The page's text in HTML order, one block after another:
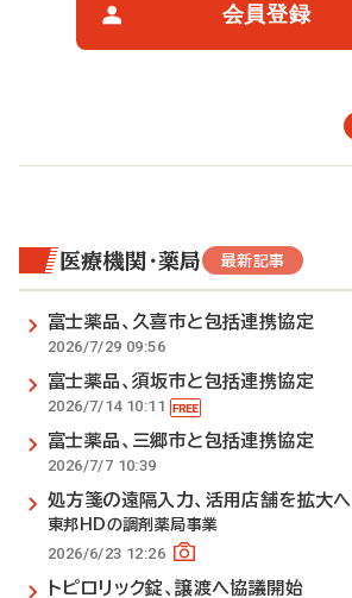
会員登録
医療機関・薬局 最新記事
富士薬品、久喜市と包括連携協定
2026/7/29 09:56
富士薬品、須坂市と包括連携協定
2026/7/14 10:11
富士薬品、三郷市と包括連携協定
2026/7/7 10:39
処方箋の遠隔入力、活用店舗を拡大へ
東邦HDの調剤薬局事業
2026/6/23 12:26
トピロリック錠、譲渡へ協議開始